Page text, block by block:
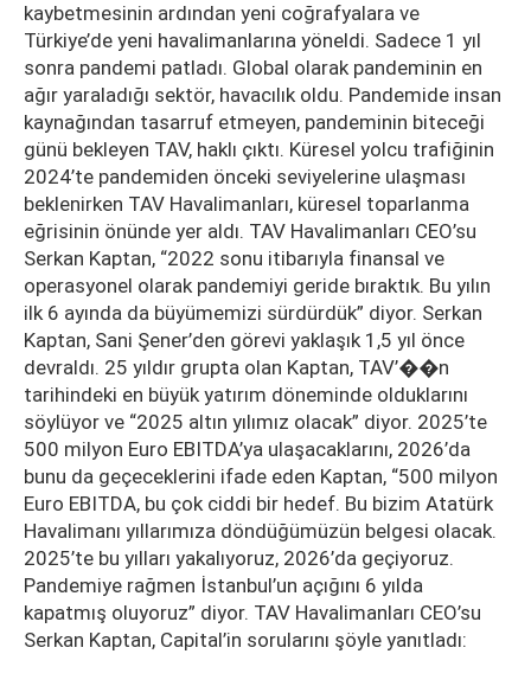
kaybetmesinin ardından yeni coğrafyalara ve
Türkiye’de yeni havalimanlarına yöneldi. Sadece 1 yıl
sonra pandemi patladı. Global olarak pandeminin en
ağır yaraladığı sektör, havacılık oldu. Pandemide insan
kaynağından tasarruf etmeyen, pandeminin biteceği
günü bekleyen TAV, haklı çıktı. Küresel yolcu trafiğinin
2024’te pandemiden önceki seviyelerine ulaşması
beklenirken TAV Havalimanları, küresel toparlanma
eğrisinin önünde yer aldı. TAV Havalimanları CEO’su
Serkan Kaptan, “2022 sonu itibarıyla finansal ve
operasyonel olarak pandemiyi geride bıraktık. Bu yılın
ilk 6 ayında da büyümemizi sürdürdük” diyor. Serkan
Kaptan, Sani Şener’den görevi yaklaşık 1,5 yıl önce
devraldı. 25 yıldır grupta olan Kaptan, TAV’��n
tarihindeki en büyük yatırım döneminde olduklarını
söylüyor ve “2025 altın yılımız olacak” diyor. 2025’te
500 milyon Euro EBITDA’ya ulaşacaklarını, 2026’da
bunu da geçeceklerini ifade eden Kaptan, “500 milyon
Euro EBITDA, bu çok ciddi bir hedef. Bu bizim Atatürk
Havalimanı yıllarımıza döndüğümüzün belgesi olacak.
2025’te bu yılları yakalıyoruz, 2026’da geçiyoruz.
Pandemiye rağmen İstanbul’un açığını 6 yılda
kapatmış oluyoruz” diyor. TAV Havalimanları CEO’su
Serkan Kaptan, Capital’in sorularını şöyle yanıtladı: